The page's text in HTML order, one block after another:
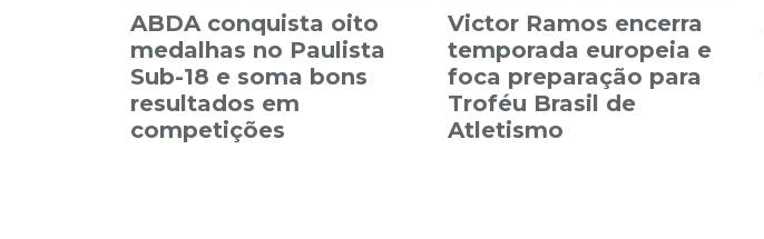
ABDA conquista oito
medalhas no Paulista
Sub-18 e soma bons
resultados em
competições
Victor Ramos encerra
temporada europeia e
foca preparação para
Troféu Brasil de
Atletismo